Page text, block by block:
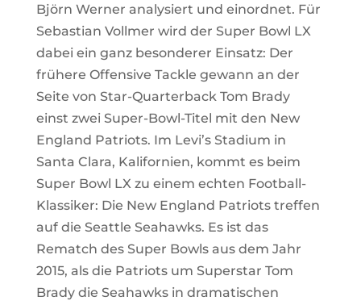
Björn Werner analysiert und einordnet. Für
Sebastian Vollmer wird der Super Bowl LX
dabei ein ganz besonderer Einsatz: Der
frühere Offensive Tackle gewann an der
Seite von Star-Quarterback Tom Brady
einst zwei Super-Bowl-Titel mit den New
England Patriots. Im Levi’s Stadium in
Santa Clara, Kalifornien, kommt es beim
Super Bowl LX zu einem echten Football-
Klassiker: Die New England Patriots treffen
auf die Seattle Seahawks. Es ist das
Rematch des Super Bowls aus dem Jahr
2015, als die Patriots um Superstar Tom
Brady die Seahawks in dramatischen